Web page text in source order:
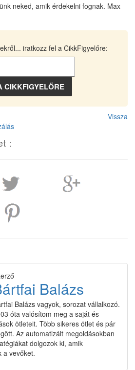
neked, amik érdekelni fognak. Max
iratkozz fel a CikkFigyelőre:
Vissza
:
Balázs
Balázs vagyok, sorozat vállalkozó.
óta valósítom meg a saját és
ötleteit. Több sikeres ötlet és pár
Az automatizált megoldásokban
dolgozok ki, amik
a vevőket.